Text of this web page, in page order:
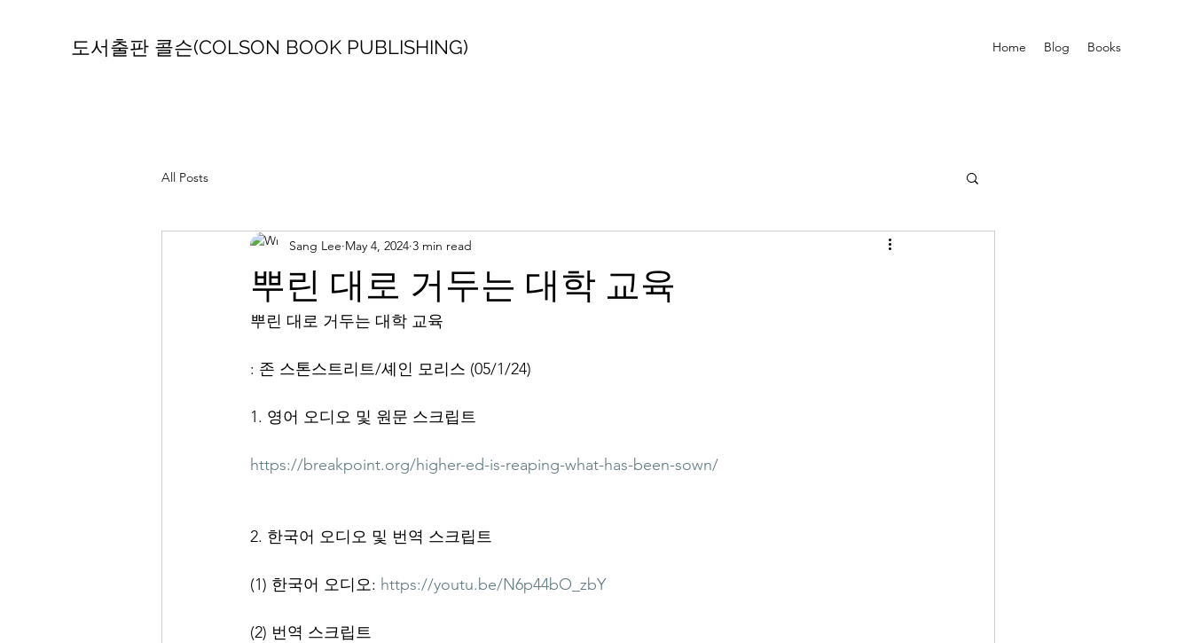
도서출판 콜슨(COLSON BOOK PUBLISHING) Home Blog Books
All Posts
뿌린 대로 거두는 대학 교육
Sang Lee May 4, 2024 3 min read
뿌린 대로 거두는 대학 교육
: 존 스톤스트리트/셰인 모리스 (05/1/24)
1. 영어 오디오 및 원문 스크립트
https://breakpoint.org/higher-ed-is-reaping-what-has-been-sown/
2. 한국어 오디오 및 번역 스크립트
(1) 한국어 오디오: https://youtu.be/N6p44bO_zbY
(2) 번역 스크립트